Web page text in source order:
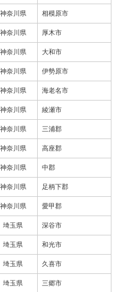
神奈川県 相模原市
神奈川県 厚木市
神奈川県 大和市
神奈川県 伊勢原市
神奈川県 海老名市
神奈川県 綾瀬市
神奈川県 三浦郡
神奈川県 高座郡
神奈川県 中郡
神奈川県 足柄下郡
神奈川県 愛甲郡
埼玉県 深谷市
埼玉県 和光市
埼玉県 久喜市
埼玉県 三郷市